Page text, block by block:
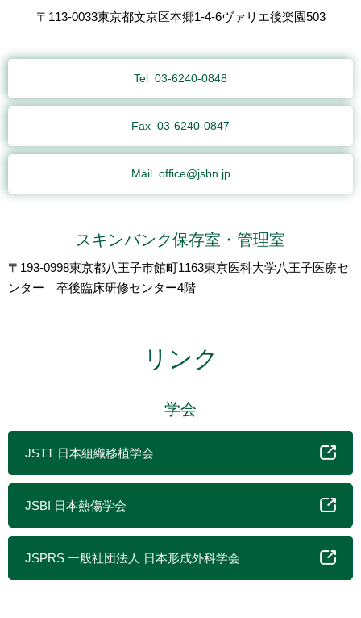
〒113-0033東京都文京区本郷1-4-6ヴァリエ後楽園503
Tel 03-6240-0848
Fax 03-6240-0847
Mail office@jsbn.jp
スキンバンク保存室・管理室
〒193-0998東京都八王子市館町1163東京医科大学八王子医療セ
ンター 卒後臨床研修センター4階
リンク
学会
JSTT 日本組織移植学会
JSBI 日本熱傷学会
JSPRS 一般社団法人 日本形成外科学会